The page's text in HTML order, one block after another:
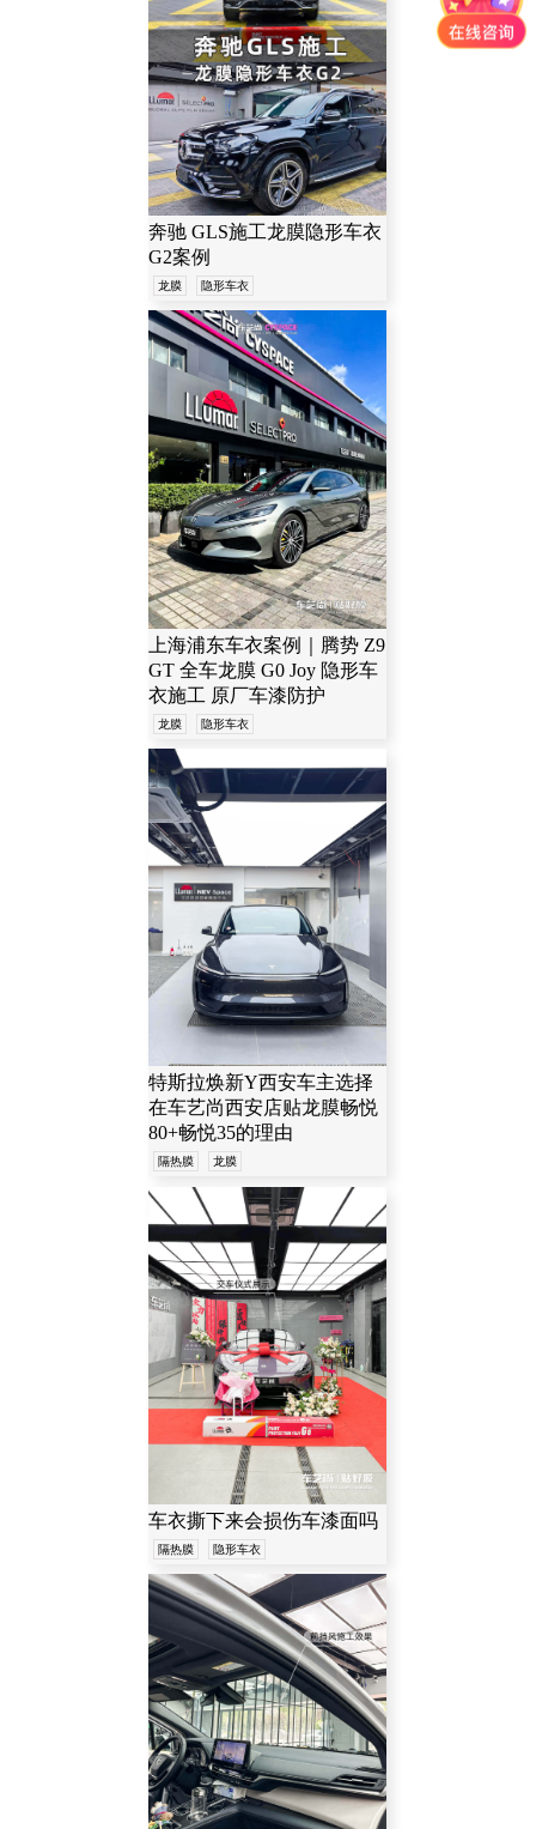
奔驰 GLS施工龙膜隐形车衣
G2案例
龙膜 隐形车衣
上海浦东车衣案例｜腾势 Z9
GT 全车龙膜 G0 Joy 隐形车
衣施工 原厂车漆防护
龙膜 隐形车衣
特斯拉焕新Y西安车主选择
在车艺尚西安店贴龙膜畅悦
80+畅悦35的理由
隔热膜 龙膜
车衣撕下来会损伤车漆面吗
隔热膜 隐形车衣